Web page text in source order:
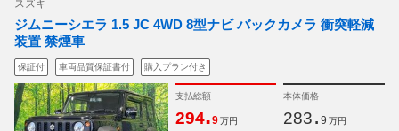
スズキ
ジムニーシエラ 1.5 JC 4WD 8型ナビ バックカメラ 衝突軽減
装置 禁煙車
保証付 車両品質保証書付 購入プラン付き
支払総額
294.9 万円
本体価格
283. 9 万円